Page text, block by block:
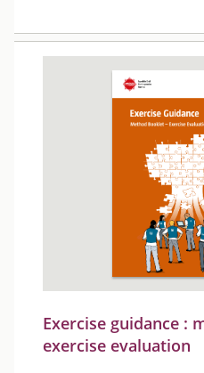
Exercise guidance :
exercise evaluation